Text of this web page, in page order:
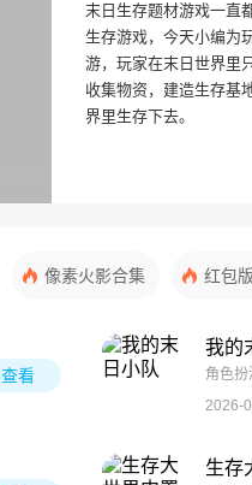
末日生存题材游戏一直
生存游戏，今天小编为
游，玩家在末日世界里
收集物资，建造生存基
界里生存下去。
像素火影合集 红包
查看
我的
角色扮
2026-
生存